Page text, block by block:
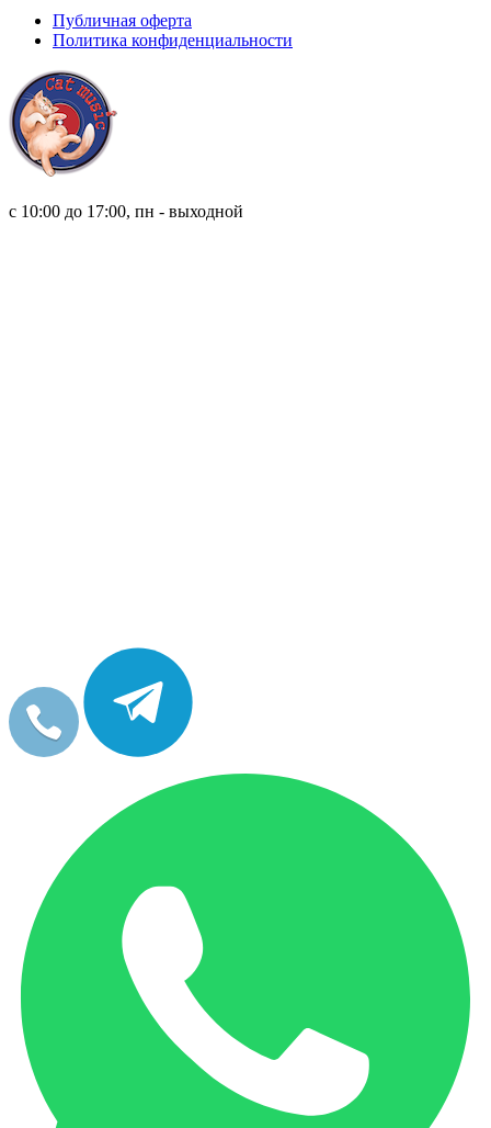
Публичная оферта
Политика конфиденциальности
с 10:00 до 17:00, пн - выходной